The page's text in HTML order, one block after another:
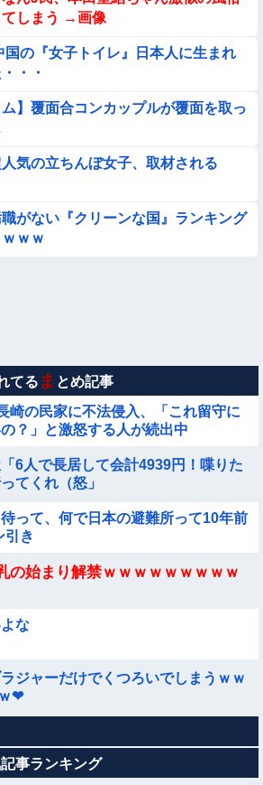
たママのお尻ｗｗｗｗｗ【画像】
レベチｗｗｗｗｗｗｗ
姉（14）の水着姿に勃起してしまうｗ
シュ美少女「どうしたん？おっぱい揉
『残念オッパイ』を褒める時の模範解
しまう →画像
国の『女子トイレ』日本人に生まれ
・・
ム】覆面合コンカップルが覆面を取っ
人気の立ちんぼ女子、取材される
職がない『クリーンな国』ランキング
ｗｗ
てる ま とめ記事
崎の民家に不法侵入、「これ留守に
？」と激怒する人が続出中
「6人で長居して会計4939円！喋りた
てくれ（怒」
待って、何で日本の避難所って10年前
引き
の始まり解禁ｗｗｗｗｗｗｗｗｗ
な
ジャーだけでくつろいでしまうｗｗ
❤
るみ、福岡公演に出てたｗ【乃木坂
事ランキング